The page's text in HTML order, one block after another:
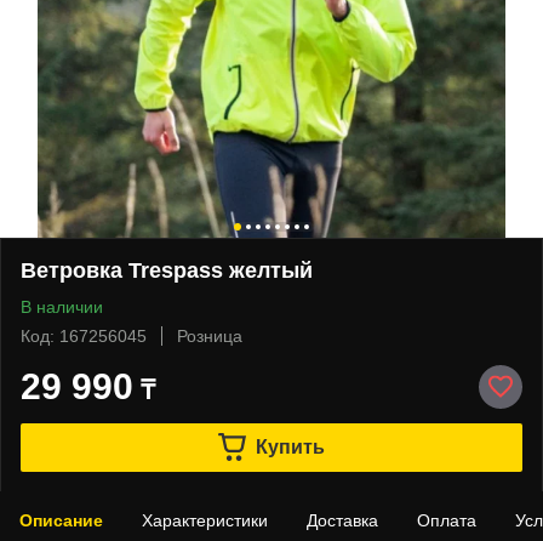
Ветровка Trespass желтый
В наличии
Код: 167256045
Розница
29 990 ₸
Купить
Описание Характеристики Доставка Оплата